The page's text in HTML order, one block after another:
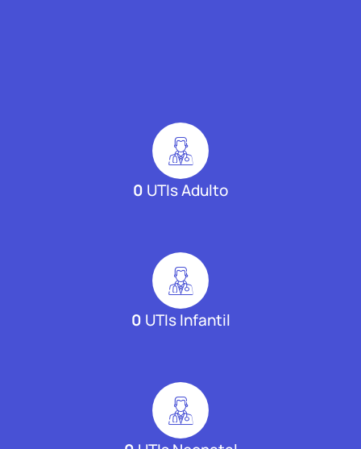
0 UTIs Adulto
0 UTIs Infantil